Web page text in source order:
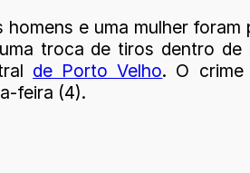
homens e uma mulher
troca de tiros dentro de
de Porto Velho. O crime
feira (4).